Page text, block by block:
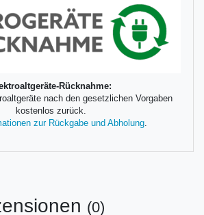
Rücknahme:
nach den gesetzlichen Vorgaben
kostenlos zurück.
zur Rückgabe und Abholung
(0)